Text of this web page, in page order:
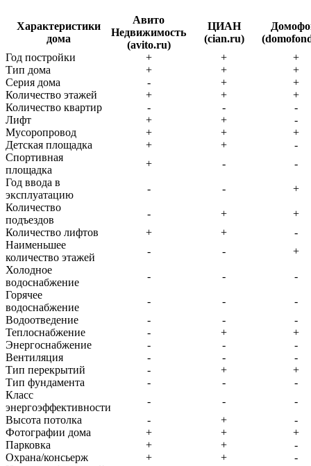
Характеристики
дома
Авито
Недвижимость
(avito.ru)
ЦИАН
(cian.ru)
Год постройки
+ +
+
Тип дома
+ +
+
Серия дома
- +
+
Количество этажей
+ +
+
Количество квартир
- -
-
Лифт
+ +
-
Мусоропровод
+ +
+
Детская площадка
+ +
-
Спортивная
площадка
+ -
-
Год ввода в
эксплуатацию
- -
+
Количество
подъездов
- +
+
Количество лифтов
+ +
-
Наименьшее
количество этажей
- -
+
Холодное
водоснабжение
- -
-
Горячее
водоснабжение
- -
-
Водоотведение
- -
-
Теплоснабжение
- +
+
Энергоснабжение
- -
-
Вентиляция
- -
-
Тип перекрытий
- +
+
Тип фундамента
- -
-
Класс
энергоэффективности
- -
-
Высота потолка
- +
-
Фотографии дома
+ +
+
Парковка
+ +
-
Охрана/консьерж
+ +
-